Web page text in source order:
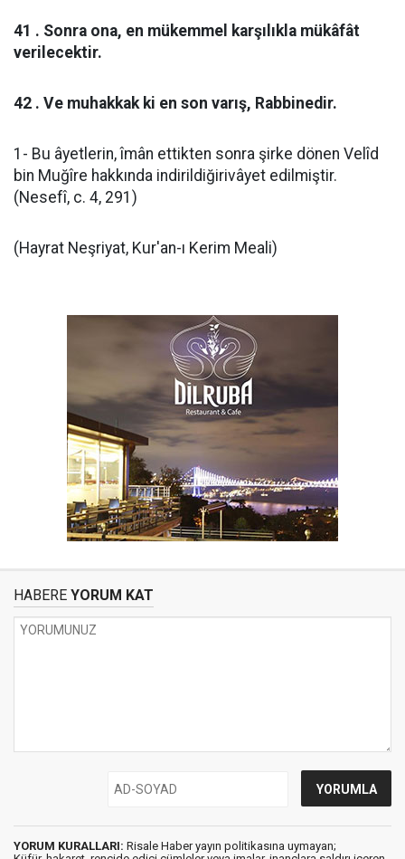
41 . Sonra ona, en mükemmel karşılıkla mükâfât
verilecektir.
42 . Ve muhakkak ki en son varış, Rabbinedir.
1- Bu âyetlerin, îmân ettikten sonra şirke dönen Velîd
bin Muğîre hakkında indirildiğirivâyet edilmiştir.
(Nesefî, c. 4, 291)
(Hayrat Neşriyat, Kur'an-ı Kerim Meali)
HABERE YORUM KAT
YORUM KURALLARI: Risale Haber yayın politikasına uymayan;